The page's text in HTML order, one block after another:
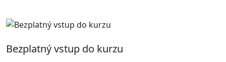
Bezplatný vstup do kurzu